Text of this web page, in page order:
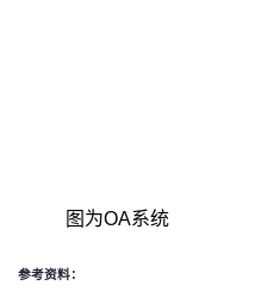
图为OA系统
参考资料：